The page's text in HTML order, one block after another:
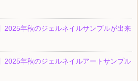
2025年秋のジェルネイルサンプルが出来
2025年秋のジェルネイルアートサンプル